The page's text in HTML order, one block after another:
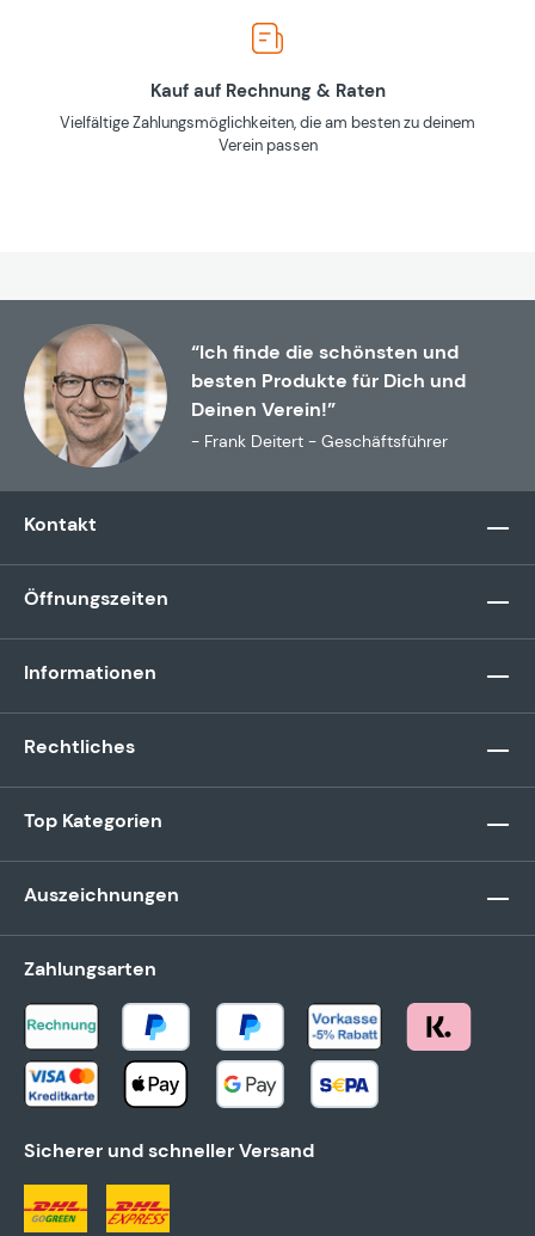
Kauf auf Rechnung & Raten
Vielfältige Zahlungsmöglichkeiten, die am besten zu deinem
Verein passen
“Ich finde die schönsten und
besten Produkte für Dich und
Deinen Verein!”
- Frank Deitert - Geschäftsführer
Kontakt
Öffnungszeiten
Informationen
Rechtliches
Top Kategorien
Auszeichnungen
Zahlungsarten
Sicherer und schneller Versand